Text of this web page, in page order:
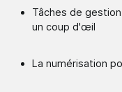
Tâches de
un coup d'œil
La numérisation